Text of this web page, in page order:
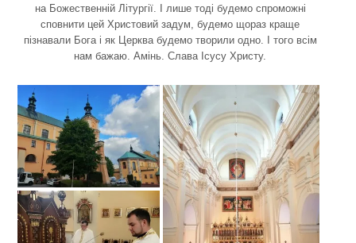
на Божественній Літургії. І лише тоді будемо спроможні
сповнити цей Христовий задум, будемо щораз краще
пізнавали Бога і як Церква будемо творили одно. І того всім
нам бажаю. Амінь. Слава Ісусу Христу.